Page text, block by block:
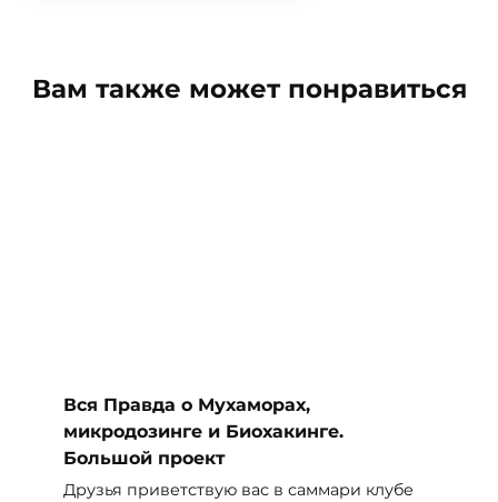
Вам также может понравиться
Вся Правда о Мухаморах,
микродозинге и Биохакинге.
Большой проект
Друзья приветствую вас в саммари клубе